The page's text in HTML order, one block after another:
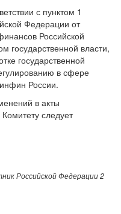
с пунктом 1
Федерации от
Российской
государственной власти,
государственной
в сфере
России.
в акты
следует
Российской Федерации 2